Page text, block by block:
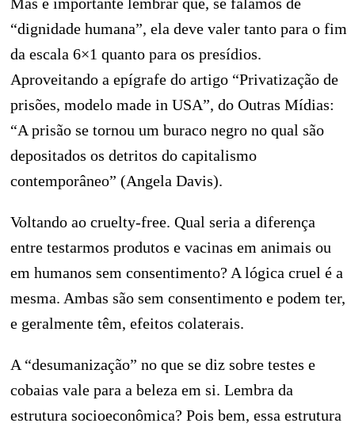
“dignidade humana”, ela deve valer tanto para o fim
da escala 6×1 quanto para os presídios.
Aproveitando a epígrafe do artigo “Privatização de
prisões, modelo made in USA”, do Outras Mídias:
“A prisão se tornou um buraco negro no qual são
depositados os detritos do capitalismo
contemporâneo” (Angela Davis).
Voltando ao cruelty-free. Qual seria a diferença
entre testarmos produtos e vacinas em animais ou
em humanos sem consentimento? A lógica cruel é a
mesma. Ambas são sem consentimento e podem ter,
e geralmente têm, efeitos colaterais.
A “desumanização” no que se diz sobre testes e
cobaias vale para a beleza em si. Lembra da
estrutura socioeconômica? Pois bem, essa estrutura